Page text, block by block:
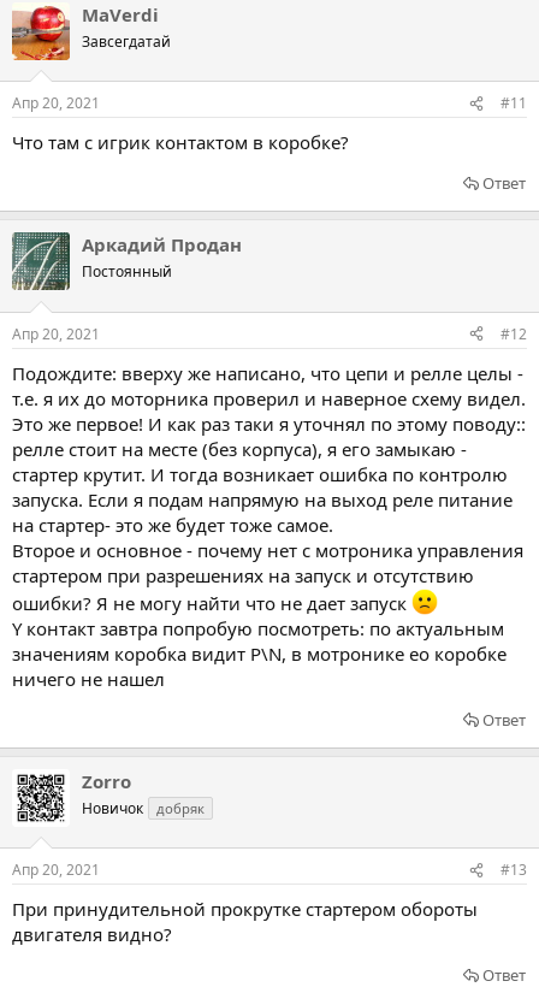
MaVerdi
Завсегдатай
Апр 20, 2021 #11
Что там с игрик контактом в коробке?
Ответ
Аркадий Продан
Постоянный
Апр 20, 2021 #12
Подождите: вверху же написано, что цепи и релле целы -
т.е. я их до моторника проверил и наверное схему видел.
Это же первое! И как раз таки я уточнял по этому поводу::
релле стоит на месте (без корпуса), я его замыкаю -
стартер крутит. И тогда возникает ошибка по контролю
запуска. Если я подам напрямую на выход реле питание
на стартер- это же будет тоже самое.
Второе и основное - почему нет с мотроника управления
стартером при разрешениях на запуск и отсутствию
ошибки? Я не могу найти что не дает запуск
Y контакт завтра попробую посмотреть: по актуальным
значениям коробка видит P\N, в мотронике ео коробке
ничего не нашел
Ответ
Zorro
Новичок добряк
Апр 20, 2021 #13
При принудительной прокрутке стартером обороты
двигателя видно?
Ответ